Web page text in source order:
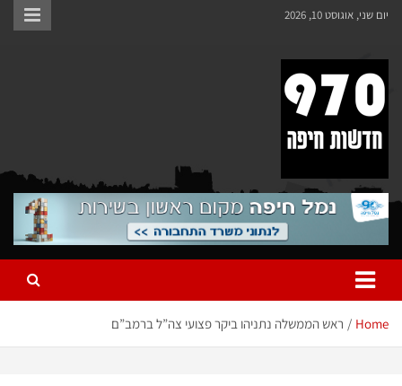
יום שני, אוגוסט 10, 2026
970 חדשות חיפה
970 חדשות חיפה
Home ראש הממשלה נתניהו ביקר פצועי צה”ל ברמב”ם